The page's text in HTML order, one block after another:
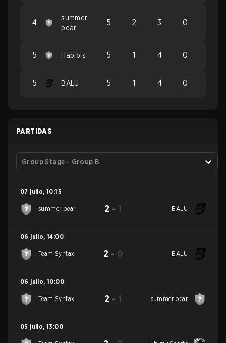
4
summer
bear
5 2 3 0
5 Habibis 5 1 4 0
5 BALU 5 1 4 0
PARTIDAS
Group Stage - Group B
07 julio, 10:15
summer bear 2 - 1 BALU
06 julio, 14:00
Team Syntax 2 - 0 BALU
06 julio, 10:00
Team Syntax 2 - 1 summer bear
05 julio, 13:00